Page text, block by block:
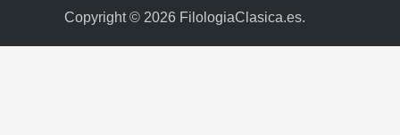
Copyright © 2026 FilologiaClasica.es.